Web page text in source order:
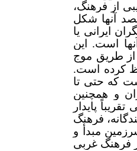
از فرهنگ،
آنها شکل
ایرانی یا
است. این
از طریق موج
کرده است.
که حتی تا
و همچنین
پایدار
فرهنگ
مبدأ و
و زیست در فرهنگ غربی